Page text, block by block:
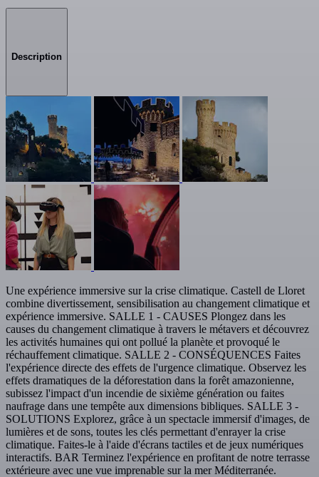
Description
Une expérience immersive sur la crise climatique. Castell de Lloret
combine divertissement, sensibilisation au changement climatique et
expérience immersive. SALLE 1 - CAUSES Plongez dans les
causes du changement climatique à travers le métavers et découvrez
les activités humaines qui ont pollué la planète et provoqué le
réchauffement climatique. SALLE 2 - CONSÉQUENCES Faites
l'expérience directe des effets de l'urgence climatique. Observez les
effets dramatiques de la déforestation dans la forêt amazonienne,
subissez l'impact d'un incendie de sixième génération ou faites
naufrage dans une tempête aux dimensions bibliques. SALLE 3 -
SOLUTIONS Explorez, grâce à un spectacle immersif d'images, de
lumières et de sons, toutes les clés permettant d'enrayer la crise
climatique. Faites-le à l'aide d'écrans tactiles et de jeux numériques
interactifs. BAR Terminez l'expérience en profitant de notre terrasse
extérieure avec une vue imprenable sur la mer Méditerranée.